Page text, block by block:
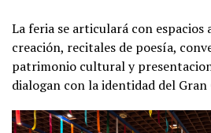
La feria se articulará con espacios
creación, recitales de poesía,
patrimonio cultural y
dialogan con la identidad del Gran